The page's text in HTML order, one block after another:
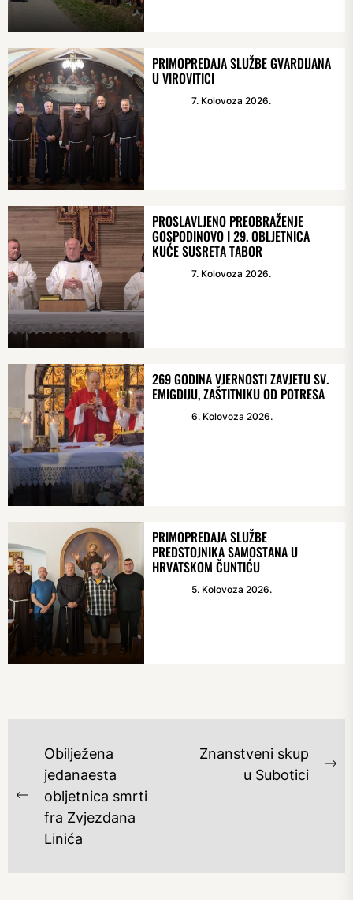
PRIMOPREDAJA SLUŽBE GVARDIJANA
U VIROVITICI
7. Kolovoza 2026.
PROSLAVLJENO PREOBRAŽENJE
GOSPODINOVO I 29. OBLJETNICA
KUĆE SUSRETA TABOR
7. Kolovoza 2026.
269 GODINA VJERNOSTI ZAVJETU SV.
EMIGDIJU, ZAŠTITNIKU OD POTRESA
6. Kolovoza 2026.
PRIMOPREDAJA SLUŽBE
PREDSTOJNIKA SAMOSTANA U
HRVATSKOM ČUNTIĆU
5. Kolovoza 2026.
NAVIGACIJA
OBJAVA
Previous
post:
Obilježena
jedanaesta
obljetnica smrti
fra Zvjezdana
Linića
Znanstveni skup
u Subotici